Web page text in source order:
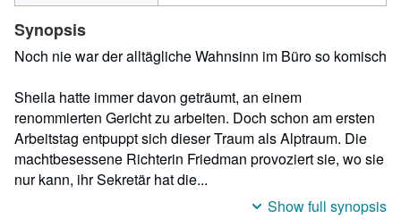
by
depth
Synopsis
Noch nie war der alltägliche Wahnsinn im Büro so komisch
Sheila hatte immer davon geträumt, an einem
renommierten Gericht zu arbeiten. Doch schon am ersten
Arbeitstag entpuppt sich dieser Traum als Alptraum. Die
machtbesessene Richterin Friedman provoziert sie, wo sie
nur kann, ihr Sekretär hat die...
Show full synopsis